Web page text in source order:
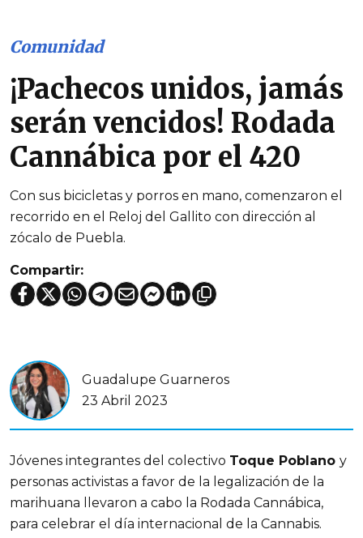
Comunidad
¡Pachecos unidos, jamás
serán vencidos! Rodada
Cannábica por el 420
Con sus bicicletas y porros en mano, comenzaron el
recorrido en el Reloj del Gallito con dirección al
zócalo de Puebla.
Compartir:
Guadalupe Guarneros
23 Abril 2023
Jóvenes integrantes del colectivo Toque Poblano y
personas activistas a favor de la legalización de la
marihuana llevaron a cabo la Rodada Cannábica,
para celebrar el día internacional de la Cannabis.